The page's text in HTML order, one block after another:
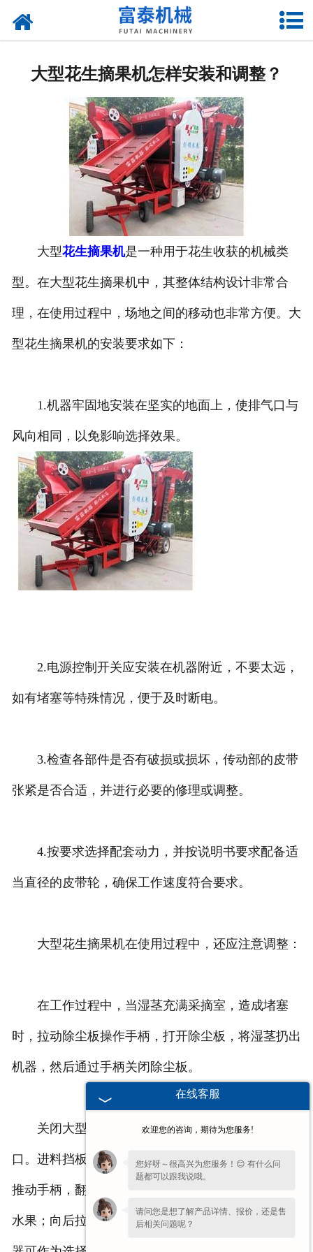
资质荣誉
新闻中心
厂房设备
联系我们
大型花生摘果机怎样安装和调整？
大型花生摘果机是一种用于花生收获的机械类
型。在大型花生摘果机中，其整体结构设计非常合
理，在使用过程中，场地之间的移动也非常方便。大
型花生摘果机的安装要求如下：
1.机器牢固地安装在坚实的地面上，使排气口与
风向相同，以免影响选择效果。
2.电源控制开关应安装在机器附近，不要太远，
如有堵塞等特殊情况，便于及时断电。
3.检查各部件是否有破损或损坏，传动部的皮带
张紧是否合适，并进行必要的修理或调整。
4.按要求选择配套动力，并按说明书要求配备适
当直径的皮带轮，确保工作速度符合要求。
大型花生摘果机在使用过程中，还应注意调整：
在工作过程中，当湿茎充满采摘室，造成堵塞
时，拉动除尘板操作手柄，打开除尘板，将湿茎扔出
机器，然后通过手柄关闭除尘板。
关闭大型花生摘果机的进料人口挡板调整进料入
口。进料挡板的位置可以通过操作手柄来改变。向前
推动手柄，翻下挡板，打开滚筒入口，机器可以采摘
水果；向后拉动手柄，翻转挡板，关闭滚筒入口，机
在线客服
欢迎您的咨询，期待为您服务!
您好呀～很高兴为您服务！😊 有什么问
题都可以跟我说哦。
请问您是想了解产品详情、报价，还是售
后相关问题呢？